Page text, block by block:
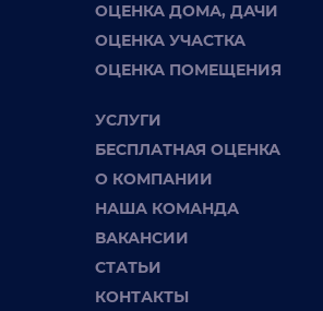
/ 30.15 м²/6.5 м²
8645 BYN /м²
ОЦЕНКА ДОМА, ДАЧИ
ОЦЕНКА УЧАСТКА
ОЦЕНКА ПОМЕЩЕНИЯ
УСЛУГИ
БЕСПЛАТНАЯ ОЦЕНКА
О КОМПАНИИ
НАША КОМАНДА
ВАКАНСИИ
СТАТЬИ
КОНТАКТЫ